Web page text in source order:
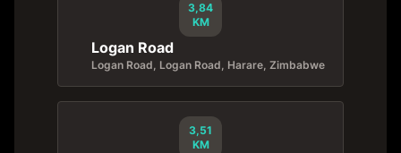
3,84
KM
Logan Road
Logan Road, Logan Road, Harare, Zimbabwe
3,51
KM